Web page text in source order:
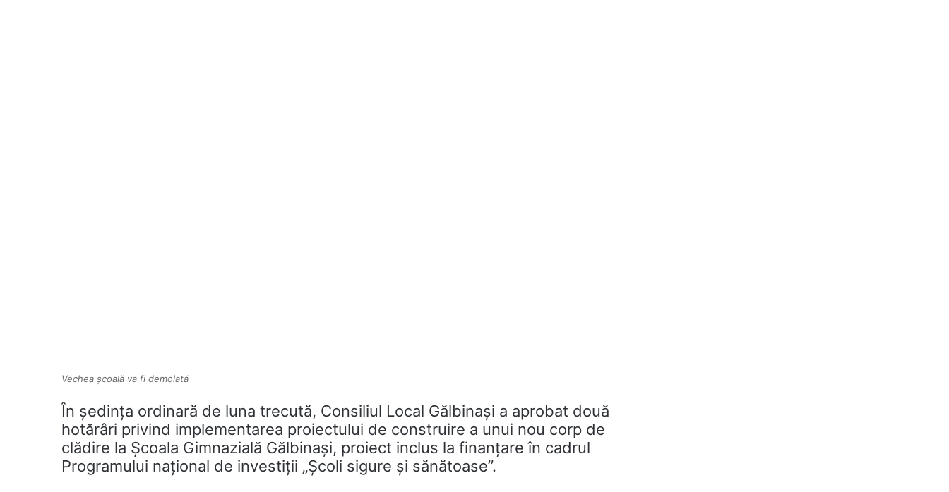
Vechea școală va fi demolată
În ședința ordinară de luna trecută, Consiliul Local Gălbinași a aprobat două
hotărâri privind implementarea proiectului de construire a unui nou corp de
clădire la Școala Gimnazială Gălbinași, proiect inclus la finanțare în cadrul
Programului național de investiții „Școli sigure și sănătoase”.